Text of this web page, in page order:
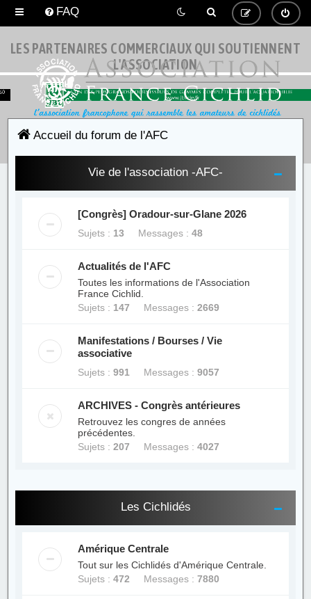
FAQ
LES PARTENAIRES COMMERCIAUX QUI SOUTIENNENT
L'ASSOCIATION
Accueil du forum de l'AFC
Vie de l'association -AFC-
[Congrès] Oradour-sur-Glane 2026
Sujets : 13 Messages :48
Actualités de l'AFC
Toutes les informations de l'Association
France Cichlid.
Sujets : 147 Messages :2669
Manifestations / Bourses / Vie
associative
Sujets :991 Messages :9057
ARCHIVES - Congrès antérieures
Retrouvez les congres de années
précédentes.
Sujets :207 Messages :4027
Les Cichlidés
Amérique Centrale
Tout sur les Cichlidés d'Amérique Centrale.
Sujets :472 Messages :7880